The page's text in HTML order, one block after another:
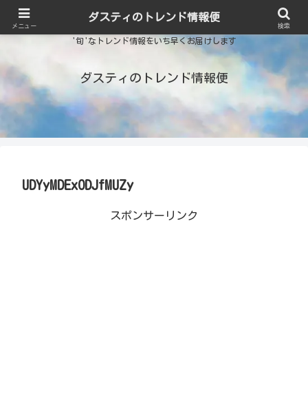
'旬'なトレンド情報をいち早くお届けします
ダスティのトレンド情報便
UDYyMDExODJfMUZy
スポンサーリンク
メニュー
ダスティのトレンド情報便
検索